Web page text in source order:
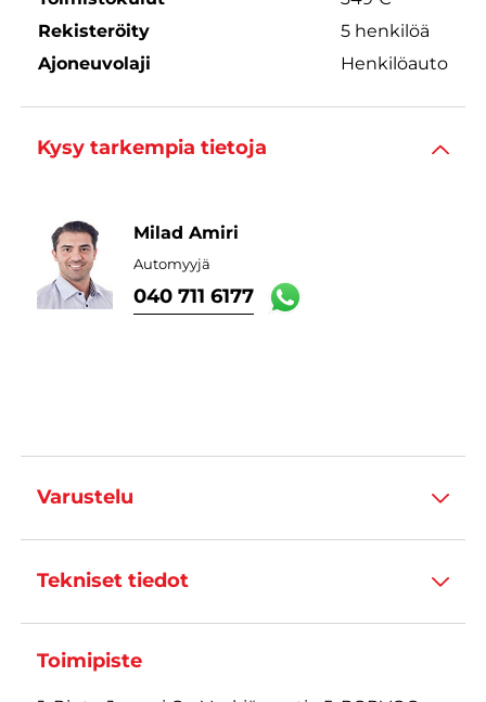
Rekisteröity
5 henkilöä
Ajoneuvolaji
Henkilöauto
Kysy tarkempia tietoja
Milad Amiri
Automyyjä
040 711 6177
Varustelu
Tekniset tiedot
Toimipiste